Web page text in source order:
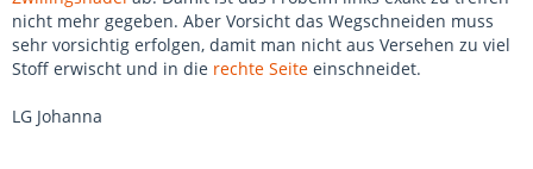
nicht mehr gegeben. Aber Vorsicht das Wegschneiden muss
sehr vorsichtig erfolgen, damit man nicht aus Versehen zu viel
Stoff erwischt und in die rechte Seite einschneidet.
LG Johanna